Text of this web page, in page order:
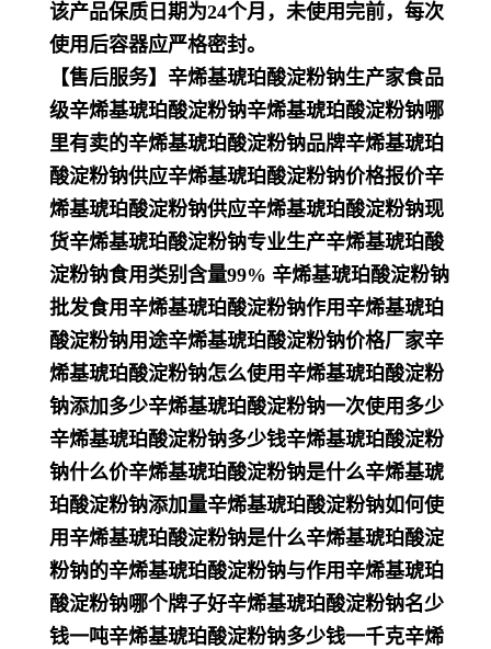
该产品保质日期为24个月，未使用完前，每次
使用后容器应严格密封。
【售后服务】辛烯基琥珀酸淀粉钠生产家食品
级辛烯基琥珀酸淀粉钠辛烯基琥珀酸淀粉钠哪
里有卖的辛烯基琥珀酸淀粉钠品牌辛烯基琥珀
酸淀粉钠供应辛烯基琥珀酸淀粉钠价格报价辛
烯基琥珀酸淀粉钠供应辛烯基琥珀酸淀粉钠现
货辛烯基琥珀酸淀粉钠专业生产辛烯基琥珀酸
淀粉钠食用类别含量99% 辛烯基琥珀酸淀粉钠
批发食用辛烯基琥珀酸淀粉钠作用辛烯基琥珀
酸淀粉钠用途辛烯基琥珀酸淀粉钠价格厂家辛
烯基琥珀酸淀粉钠怎么使用辛烯基琥珀酸淀粉
钠添加多少辛烯基琥珀酸淀粉钠一次使用多少
辛烯基琥珀酸淀粉钠多少钱辛烯基琥珀酸淀粉
钠什么价辛烯基琥珀酸淀粉钠是什么辛烯基琥
珀酸淀粉钠添加量辛烯基琥珀酸淀粉钠如何使
用辛烯基琥珀酸淀粉钠是什么辛烯基琥珀酸淀
粉钠的辛烯基琥珀酸淀粉钠与作用辛烯基琥珀
酸淀粉钠哪个牌子好辛烯基琥珀酸淀粉钠名少
钱一吨辛烯基琥珀酸淀粉钠多少钱一千克辛烯